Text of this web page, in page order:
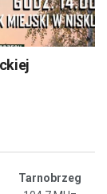
Tarnobrzeg